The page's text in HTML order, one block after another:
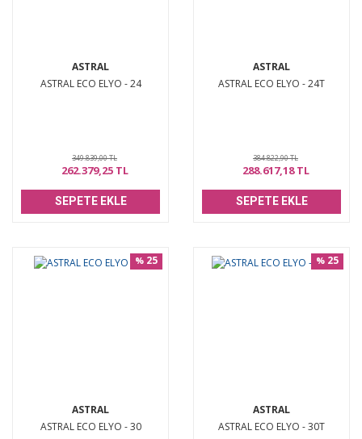
ASTRAL
ASTRAL ECO ELYO - 24
349.839,00 TL
262.379,25 TL
SEPETE EKLE
ASTRAL
ASTRAL ECO ELYO - 24T
384.822,90 TL
288.617,18 TL
SEPETE EKLE
ASTRAL
ASTRAL ECO ELYO - 30
% 25
ASTRAL
ASTRAL ECO ELYO - 30T
% 25